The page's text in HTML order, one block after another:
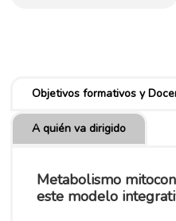
Objetivos formativos y
A quién va dirigido
Metabolismo
este modelo